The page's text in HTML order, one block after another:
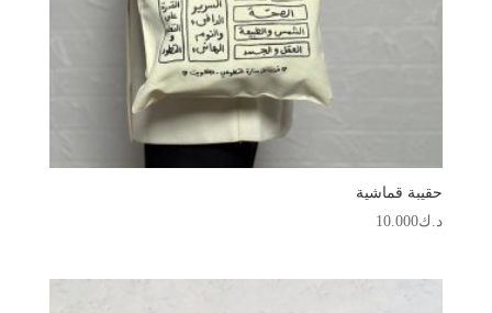
حقيبة قماشية
د.ك10.000